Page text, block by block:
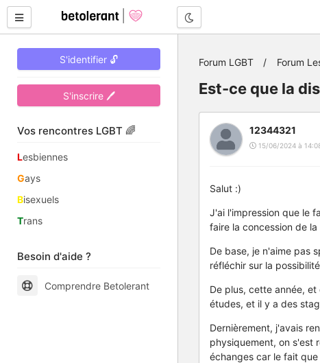
S'identifier 🔓
S'inscrire 🖊
Vos rencontres LGBT 🌈
Lesbiennes
Gays
Bisexuels
Trans
Besoin d'aide ?
Comprendre Betolerant
Forum LGBT Forum
Est-ce que la
12344321
15/06/2024 à
Salut :)
J'ai l'impression que le
faire la concession de
De base, je n'aime pas
réfléchir sur la
De plus, cette année,
études, et il y a des
Dernièrement, j'avais
physiquement, on s'est
échanges car le fait